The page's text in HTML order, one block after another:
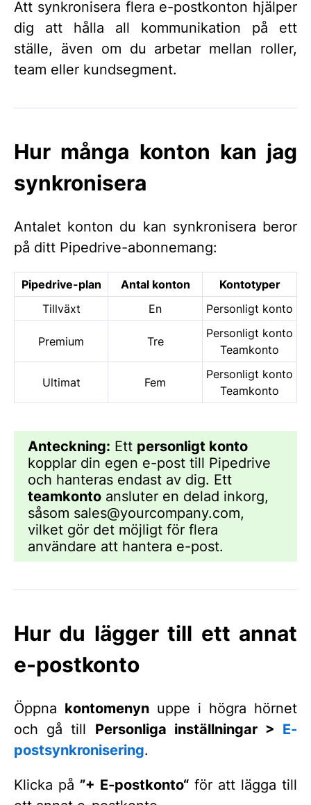
Att synkronisera flera e-postkonton hjälper
dig att hålla all kommunikation på ett
ställe, även om du arbetar mellan roller,
team eller kundsegment.
Hur många konton kan jag
synkronisera
Antalet konton du kan synkronisera beror
på ditt Pipedrive-abonnemang:
Pipedrive-plan Antal konton
Kontotyper
Tillväxt
En Personligt konto
Premium Tre
Personligt konto
Teamkonto
Ultimat Fem
Personligt konto
Teamkonto
Anteckning: Ett personligt konto
kopplar din egen e-post till Pipedrive
och hanteras endast av dig. Ett
teamkonto ansluter en delad inkorg,
såsom sales@yourcompany.com,
vilket gör det möjligt för flera
användare att hantera e-post.
Hur du lägger till ett annat
e-postkonto
Öppna kontomenyn uppe i högra hörnet
och gå till Personliga inställningar > E-
postsynkronisering.
Klicka på ”+ E-postkonto“ för att lägga till